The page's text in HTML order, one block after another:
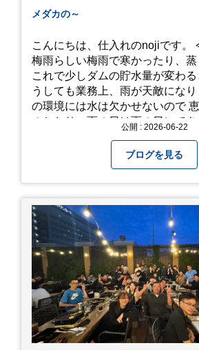
メダカの～
こんにちは、仕入れのnojiです。
梅雨らしい梅雨で寒かったり、蒸
これで少しダムの貯水量が変わ
うしても業務上、雨が天敵にな
の環境には水は欠かせないので
のとおり、雨の日は雨の日にで
になってしまいましたが、お家に
続く ヒメダカがいますが、その
ンボが卵を産んで、ヤゴがいた
りします。ヤゴはメダカを食べ
とは別にしたいのですが、トンボ
が見たくて飼ってみました。 が
そうでしたが、だめなようでし
んのトンボが飛んでいますが、
かえるというのは厳しいんだな
私たち、生かされている以上、
ないともったいないなと メダカ
ら教えていただきました。
公開 : 2026-06-22
ブログを見る